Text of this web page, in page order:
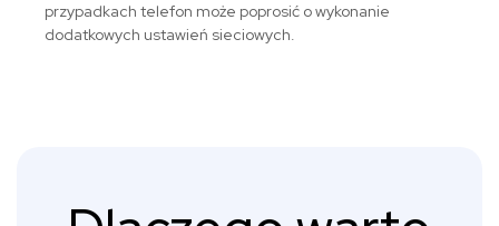
przypadkach telefon może poprosić o wykonanie
dodatkowych ustawień sieciowych.